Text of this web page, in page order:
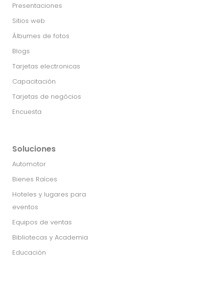
Presentaciones
Sitios web
Álbumes de fotos
Blogs
Tarjetas electronicas
Capacitación
Tarjetas de negócios
Encuesta
Soluciones
Automotor
Bienes Raíces
Hoteles y lugares para
eventos
Equipos de ventas
Bibliotecas y Academia
Educación